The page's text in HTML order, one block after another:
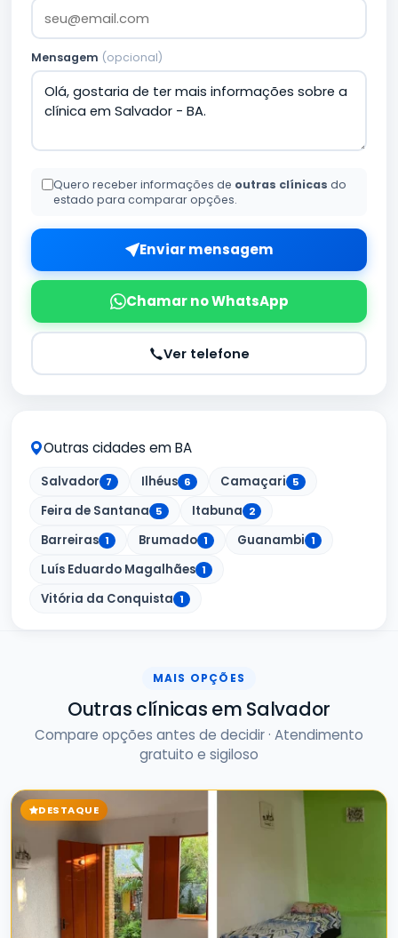
Mensagem (opcional)
Quero receber informações de outras clínicas do
estado para comparar opções.
Enviar mensagem
Chamar no WhatsApp
Ver telefone
Outras cidades em BA
Salvador 7 Ilhéus 6 Camaçari 5
Feira de Santana 5 Itabuna 2
Barreiras 1 Brumado 1 Guanambi 1
Luís Eduardo Magalhães 1
Vitória da Conquista 1
MAIS OPÇÕES
Outras clínicas em Salvador
Compare opções antes de decidir · Atendimento
gratuito e sigiloso
DESTAQUE